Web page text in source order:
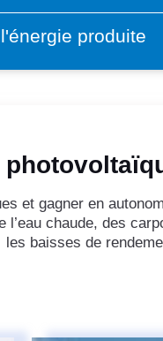
produite
et gagner en
l’eau chaude, des
les baisses de